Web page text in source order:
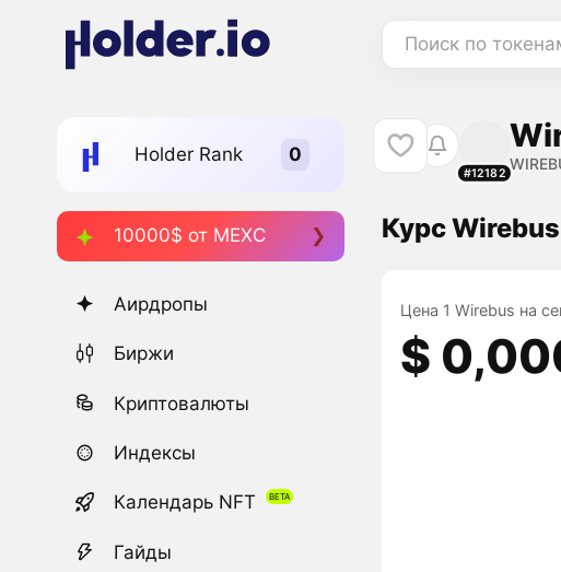
Поиск по
Holder Rank
10000$ от MEXC
Аирдропы
Биржи
Криптовалюты
Индексы
Календарь NFT
Гайды
#12182
Курс
Цена 1 Wirebus на
$